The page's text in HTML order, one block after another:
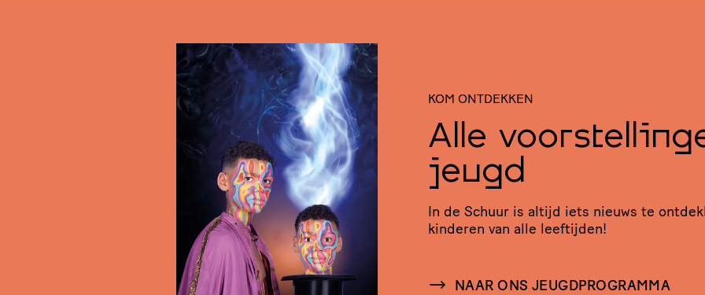
KOM ONTDEKKEN
Alle
jeugd
In de Schuur is altijd iets nieuws te
kinderen van alle leeftijden!
NAAR ONS JEUGDPROGRAMMA